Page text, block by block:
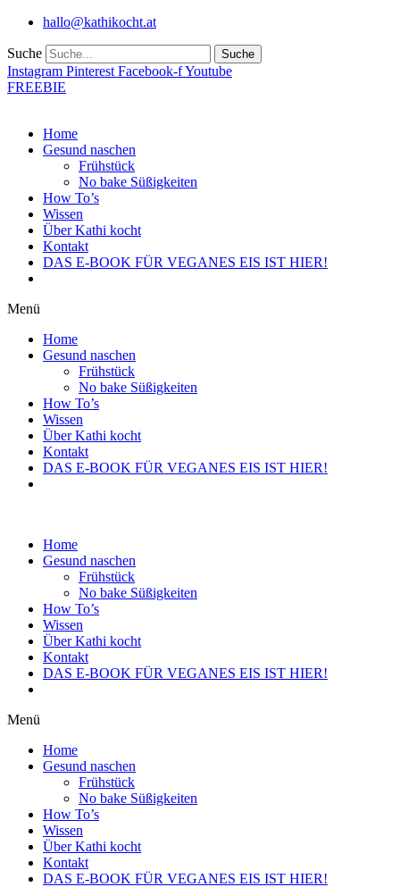
Zum
wechseln
hallo@kathikocht.at
Suche Suche
Instagram Pinterest Facebook-fYoutube
FREEBIE
Home
Gesund naschen
Frühstück
No bake Süßigkeiten
How To’s
Wissen
Über Kathi kocht
Kontakt
DAS E-BOOK FÜR VEGANES EIS IST HIER!
Menü
Home
Gesund naschen
Frühstück
No bake Süßigkeiten
How To’s
Wissen
Über Kathi kocht
Kontakt
DAS E-BOOK FÜR VEGANES EIS IST HIER!
Home
Gesund naschen
Frühstück
No bake Süßigkeiten
How To’s
Wissen
Über Kathi kocht
Kontakt
DAS E-BOOK FÜR VEGANES EIS IST HIER!
Menü
Home
Gesund naschen
Frühstück
No bake Süßigkeiten
How To’s
Wissen
Über Kathi kocht
Kontakt
DAS E-BOOK FÜR VEGANES EIS IST HIER!